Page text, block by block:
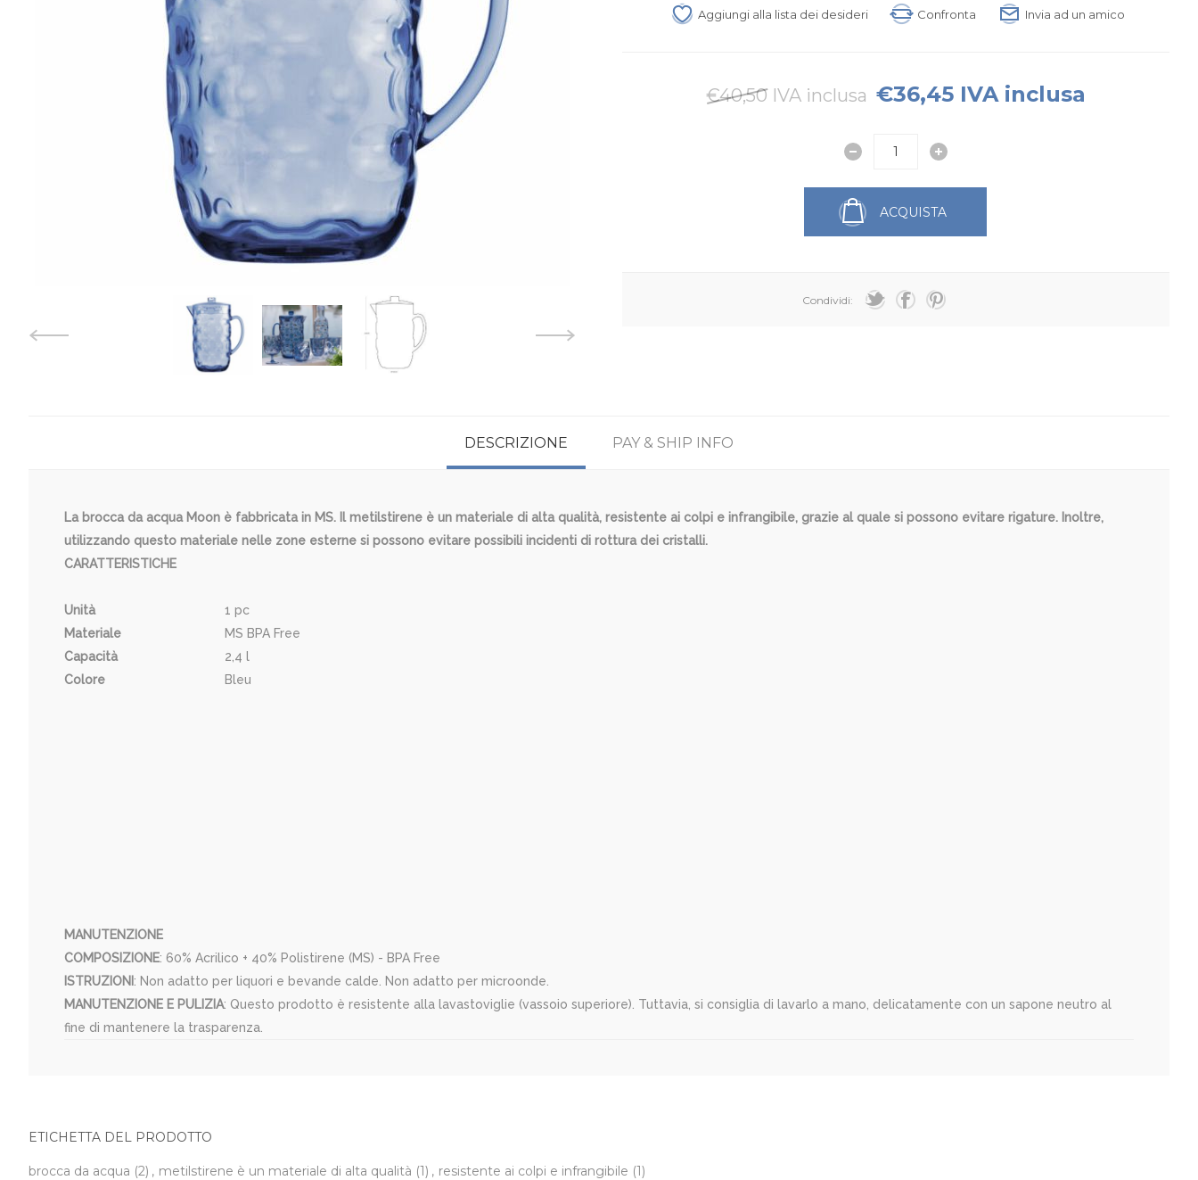
Aggiungi alla lista dei desideri Confronta Invia ad un amico
€40,50 IVA inclusa €36,45 IVA inclusa
ACQUISTA
Condividi:
DESCRIZIONE PAY & SHIP INFO
La brocca da acqua Moon è fabbricata in MS. Il metilstirene è un materiale di alta qualità, resistente ai colpi e infrangibile, grazie al quale si possono evitare rigature. Inoltre,
utilizzando questo materiale nelle zone esterne si possono evitare possibili incidenti di rottura dei cristalli.
CARATTERISTICHE
Unità
1 pc
Materiale
MS BPA Free
Capacità
2,4 l
Colore
Bleu
MANUTENZIONE
COMPOSIZIONE: 60% Acrilico + 40% Polistirene (MS) - BPA Free
ISTRUZIONI : Non adatto per liquori e bevande calde. Non adatto per microonde.
MANUTENZIONE E PULIZIA: Questo prodotto è resistente alla lavastoviglie (vassoio superiore). Tuttavia, si consiglia di lavarlo a mano, delicatamente con un sapone neutro al
fine di mantenere la trasparenza.
ETICHETTA DEL PRODOTTO
brocca da acqua (2) , metilstirene è un materiale di alta qualità (1) , resistente ai colpi e infrangibile (1)